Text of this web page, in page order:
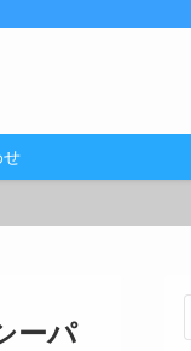
せ
ーパ